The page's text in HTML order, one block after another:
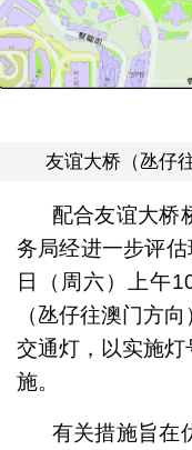
友谊大桥（氹仔
配合友谊大桥
务局经进一步评
日（周六）上午
（氹仔往澳门方
交通灯，以实施
施。
有关措施旨在